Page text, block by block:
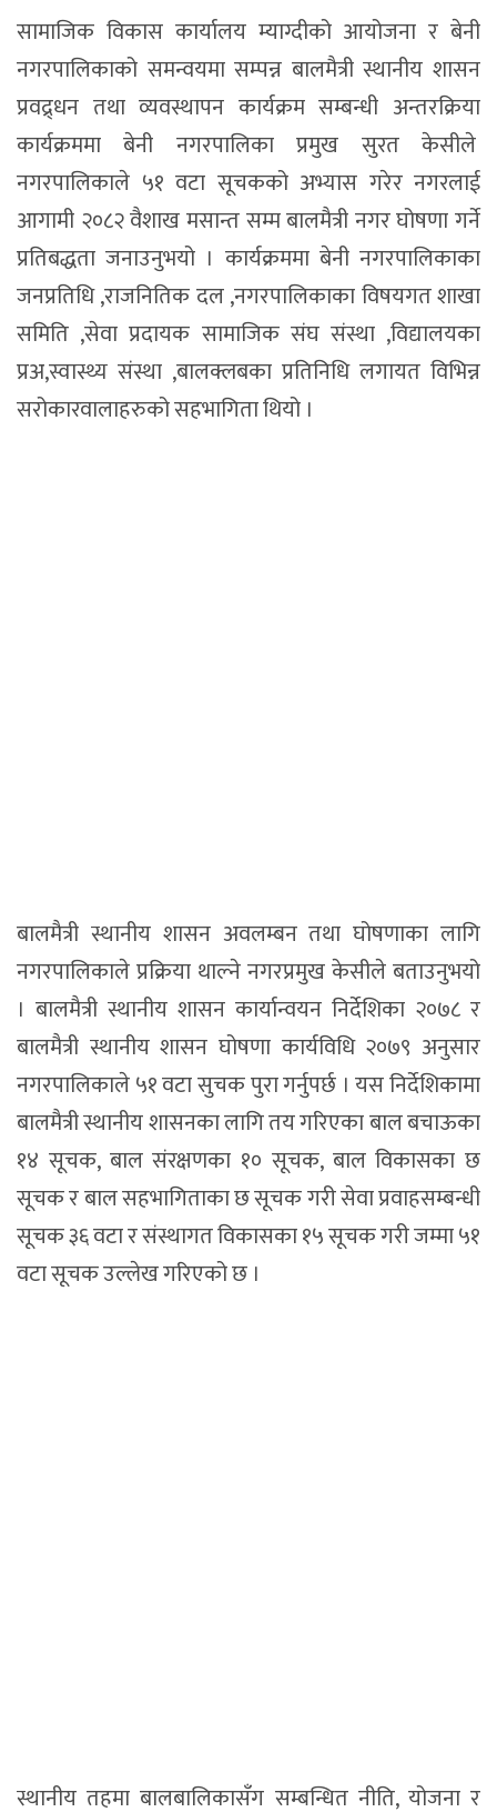
सामाजिक विकास कार्यालय म्याग्दीको आयोजना र बेनी
नगरपालिकाको समन्वयमा सम्पन्न बालमैत्री स्थानीय शासन
प्रवद्र्धन तथा व्यवस्थापन कार्यक्रम सम्बन्धी अन्तरक्रिया
कार्यक्रममा बेनी नगरपालिका प्रमुख सुरत केसीले
नगरपालिकाले ५१ वटा सूचकको अभ्यास गरेर नगरलाई
आगामी २०८२ वैशाख मसान्त सम्म बालमैत्री नगर घोषणा गर्ने
प्रतिबद्धता जनाउनुभयो । कार्यक्रममा बेनी नगरपालिकाका
जनप्रतिधि ,राजनितिक दल ,नगरपालिकाका विषयगत शाखा
समिति ,सेवा प्रदायक सामाजिक संघ संस्था ,विद्यालयका
प्रअ,स्वास्थ्य संस्था ,बालक्लबका प्रतिनिधि लगायत विभिन्न
सरोकारवालाहरुको सहभागिता थियो ।
बालमैत्री स्थानीय शासन अवलम्बन तथा घोषणाका लागि
नगरपालिकाले प्रक्रिया थाल्ने नगरप्रमुख केसीले बताउनुभयो
। बालमैत्री स्थानीय शासन कार्यान्वयन निर्देशिका २०७८ र
बालमैत्री स्थानीय शासन घोषणा कार्यविधि २०७९ अनुसार
नगरपालिकाले ५१ वटा सुचक पुरा गर्नुपर्छ । यस निर्देशिकामा
बालमैत्री स्थानीय शासनका लागि तय गरिएका बाल बचाऊका
१४ सूचक, बाल संरक्षणका १० सूचक, बाल विकासका छ
सूचक र बाल सहभागिताका छ सूचक गरी सेवा प्रवाहसम्बन्धी
सूचक ३६ वटा र संस्थागत विकासका १५ सूचक गरी जम्मा ५१
वटा सूचक उल्लेख गरिएको छ ।
स्थानीय तहमा बालबालिकासँग सम्बन्धित नीति, योजना र